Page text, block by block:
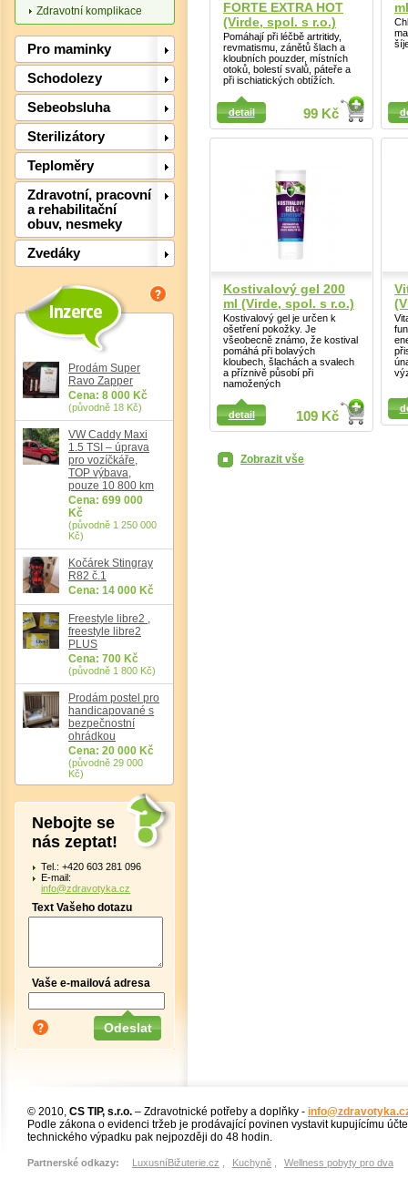
Zdravotní komplikace
Pro maminky
Schodolezy
Sebeobsluha
Sterilizátory
Teploměry
Zdravotní, pracovní
a rehabilitační
obuv, nesmeky
Zvedáky
Prodám Super
Ravo Zapper
Cena: 8 000 Kč
(původně 18 Kč)
VW Caddy Maxi
1.5 TSI – úprava
pro vozíčkáře,
TOP výbava,
pouze 10 800 km
Cena: 699 000
Kč
(původně 1 250 000
Kč)
Kočárek Stingray
R82 č.1
Cena: 14 000 Kč
Freestyle libre2 ,
freestyle libre2
PLUS
Cena: 700 Kč
(původně 1 800 Kč)
Prodám postel pro
handicapované s
bezpečnostní
ohrádkou
Cena: 20 000 Kč
(původně 29 000
Kč)
Nebojte se
nás zeptat!
Tel.: +420 603 281 096
E-mail:
info@zdravotyka.cz
Text Vašeho dotazu
Vaše e-mailová adresa
FORTE EXTRA HOT
(Virde, spol. s r.o.)
Pomáhají při léčbě artritidy,
revmatismu, zánětů šlach a
kloubních pouzder, místních
otoků, bolestí svalů, páteře a
při ischiatických obtížích.
99 Kč
detail
Detail
Detail
Kostivalový gel 200
ml (Virde, spol. s r.o.)
Kostivalový gel je určen k
ošetření pokožky. Je
všeobecně známo, že kostival
pomáhá při bolavých
kloubech, šlachách a svalech
a příznivě působí při
namožených
109 Kč
detail
Detail
Detail
Zobrazit vše
© 2010, CS TIP, s.r.o. – Zdravotnické potřeby a doplňky -
Podle zákona o evidenci tržeb je prodávající povinen vystavit kupujícímu
technického výpadku pak nejpozději do 48 hodin.
Partnerské odkazy: LuxusníBižuterie.cz Kuchyně Wellness pobyty pro dva